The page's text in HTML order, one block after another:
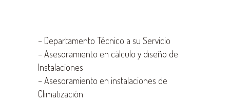
– Departamento Técnico a su Servicio
–Asesoramiento en cálculo y diseño de
Instalaciones
–Asesoramiento en instalaciones de
Climatización